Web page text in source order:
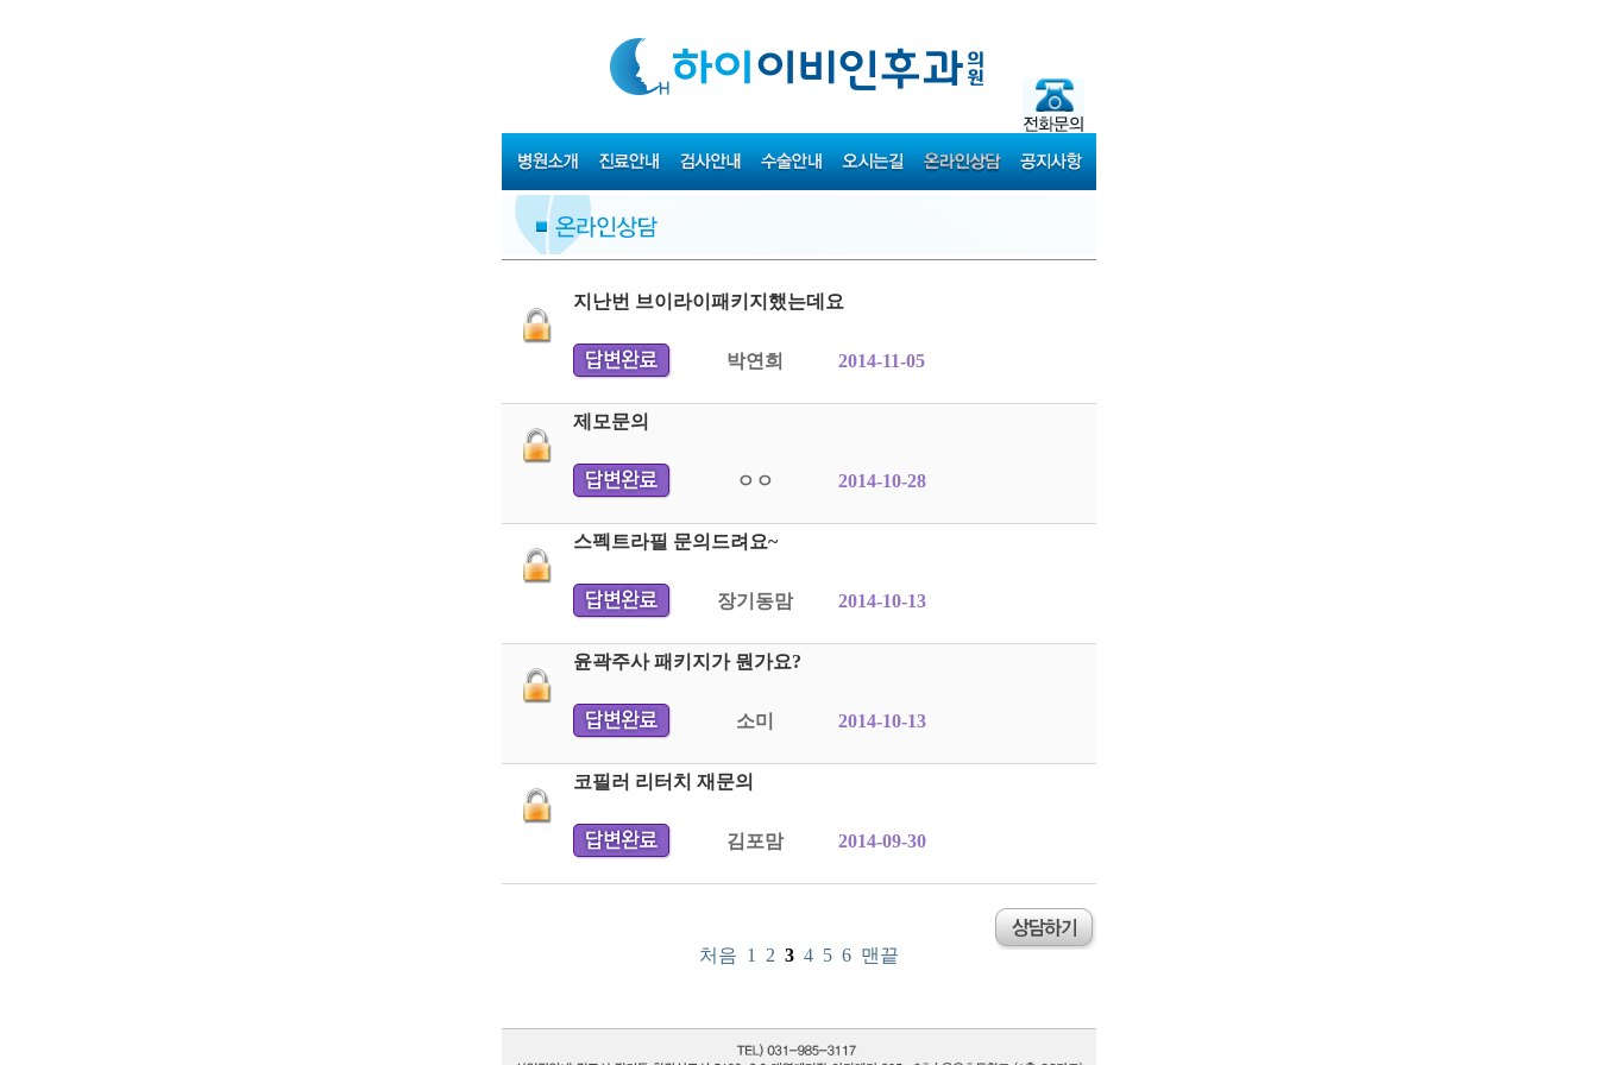
지난번 브이라이패키지했는데요
박연희 2014-11-05
제모문의
ㅇㅇ 2014-10-28
스펙트라필 문의드려요~
장기동맘 2014-10-13
윤곽주사 패키지가 뭔가요?
소미 2014-10-13
코필러 리터치 재문의
김포맘 2014-09-30
처음 1 2 3 4 5 6 맨끝